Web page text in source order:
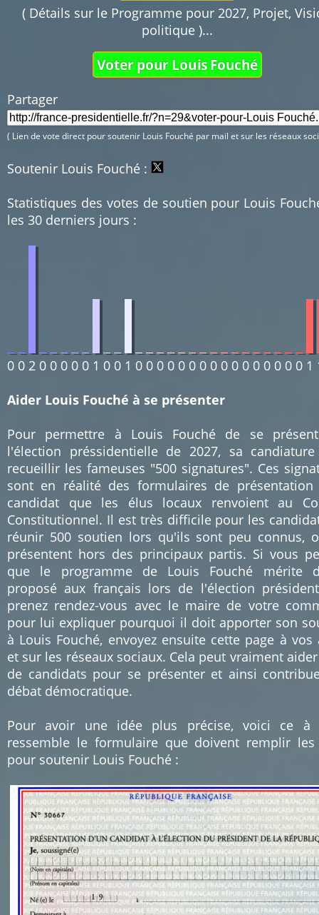
( Détails sur le Programme pour 2027, Projet,
politique )...
Voter pour Louis Fouché
Partager
( Lien de vote direct pour soutenir Louis Fouché par mail et sur les réseaux
Soutenir Louis Fouché :
Statistiques des votes de soutien pour Louis
les 30 derniers jours :
0 0 2 0 0 0 0 0 1 0 0 1 0 0 0 0 0 0 0 0 0 0 0 0 0 0 0 0 1
Aider Louis Fouché à se présenter
Pour permettre à Louis Fouché de se
l'élection préssidentielle de 2027, sa
recueillir les fameuses "500 signatures". Ces
sont en réalité des formulaires de présentation
candidat que les élus locaux renvoient au
Constitutionnel. Il est très difficile pour les
réunir 500 soutien lors qu'ils sont peu connus,
présentent hors des principaux partis. Si vous
que le programme de Louis Fouché mérite
proposé aux français lors de l'élection
prenez rendez-vous avec le maire de votre
pour lui expliquer pourquoi il doit apporter son
à Louis Fouché, envoyez ensuite cette page à vos
et sur les réseaux sociaux. Cela peut vraiment
de candidats pour se présenter et ainsi
débat démocratique.
Pour avoir une idée plus précise, voici ce à
ressemble le formulaire que doivent remplir les
pour soutenir Louis Fouché :